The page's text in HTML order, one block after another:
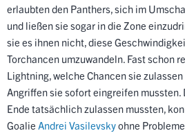
erlaubten den Panthers, sich im
und ließen sie sogar in die Zone
sie es ihnen nicht, diese
Torchancen umzuwandeln. Fast schon
Lightning, welche Chancen sie
Angriffen sie sofort eingreifen mussten.
Ende tatsächlich zulassen mussten,
Goalie Andrei Vasilevskyohne